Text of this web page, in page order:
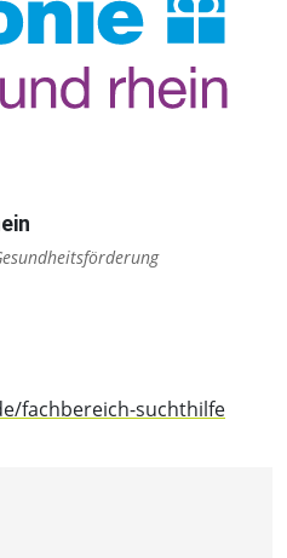
fachbereich-suchthilfe